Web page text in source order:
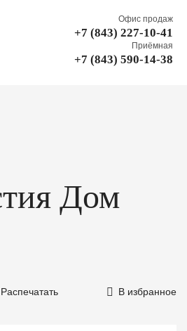
Офис продаж
+7 (843) 227-10-41
Приёмная
+7 (843) 590-14-38
Дом
Распечатать В избранное